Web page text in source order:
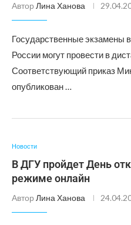
Автор Лина Ханова
Государственные экзамены
России могут провести в
Соответствующий приказ
опубликован …
Новости
В ДГУ пройдет День
режиме онлайн
Автор Лина Ханова